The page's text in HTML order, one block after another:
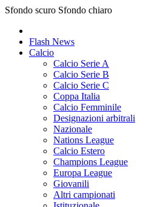
Sfondo scuro Sfondo chiaro
Flash News
Calcio
Calcio Serie A
Calcio Serie B
Calcio Serie C
Coppa Italia
Calcio Femminile
Designazioni arbitrali
Nazionale
Nations League
Calcio Estero
Champions League
Europa League
Giovanili
Altri campionati